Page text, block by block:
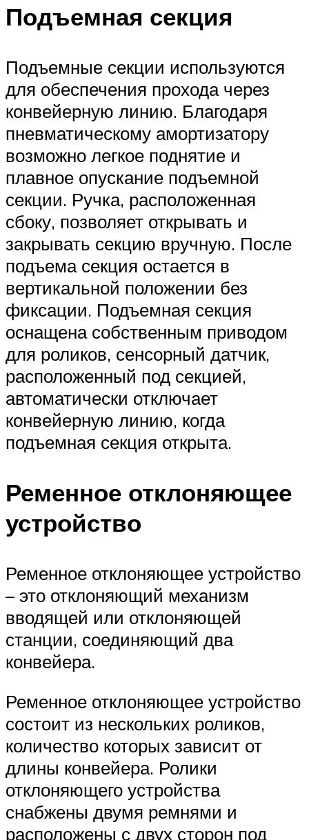
Подъемная секция
Подъемные секции используются
для обеспечения прохода через
конвейерную линию. Благодаря
пневматическому амортизатору
возможно легкое поднятие и
плавное опускание подъемной
секции. Ручка, расположенная
сбоку, позволяет открывать и
закрывать секцию вручную. После
подъема секция остается в
вертикальной положении без
фиксации. Подъемная секция
оснащена собственным приводом
для роликов, сенсорный датчик,
расположенный под секцией,
автоматически отключает
конвейерную линию, когда
подъемная секция открыта.
Ременное отклоняющее
устройство
Ременное отклоняющее устройство
– это отклоняющий механизм
вводящей или отклоняющей
станции, соединяющий два
конвейера.
Ременное отклоняющее устройство
состоит из нескольких роликов,
количество которых зависит от
длины конвейера. Ролики
отклоняющего устройства
снабжены двумя ремнями и
расположены с двух сторон под